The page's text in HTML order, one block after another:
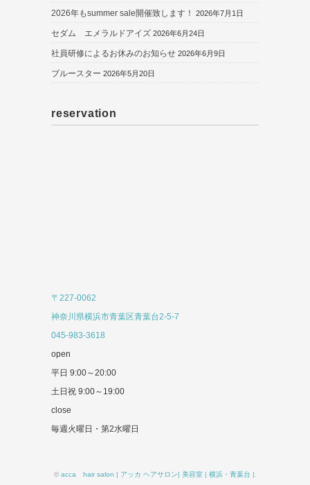
2026年もsummer sale開催致します！ 2026年7月1日
セダム エメラルドアイズ 2026年6月24日
社員研修によるお休みのお知らせ 2026年6月9日
ブルースター 2026年5月20日
reservation
〒227-0062
神奈川県横浜市青葉区青葉台2-5-7
045-983-3618
open
平日 9:00～20:00
土日祝 9:00～19:00
close
毎週火曜日・第2水曜日
© acca hair salon | アッカ ヘアサロン| 美容室 | 横浜・青葉台 |